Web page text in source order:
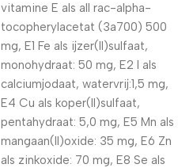
vitamine E als all rac-alpha-
tocopherylacetat (3a700) 500
mg, E1 Fe als ijzer(II)sulfaat,
monohydraat: 50 mg, E2 I als
calciumjodaat, watervrij:1,5 mg,
E4 Cu als koper(II)sulfaat,
pentahydraat: 5,0 mg, E5 Mn als
mangaan(II)oxide: 35 mg, E6 Zn
als zinkoxide: 70 mg, E8 Se als